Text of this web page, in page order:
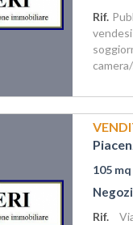
Rif.
105 mq
Rif.